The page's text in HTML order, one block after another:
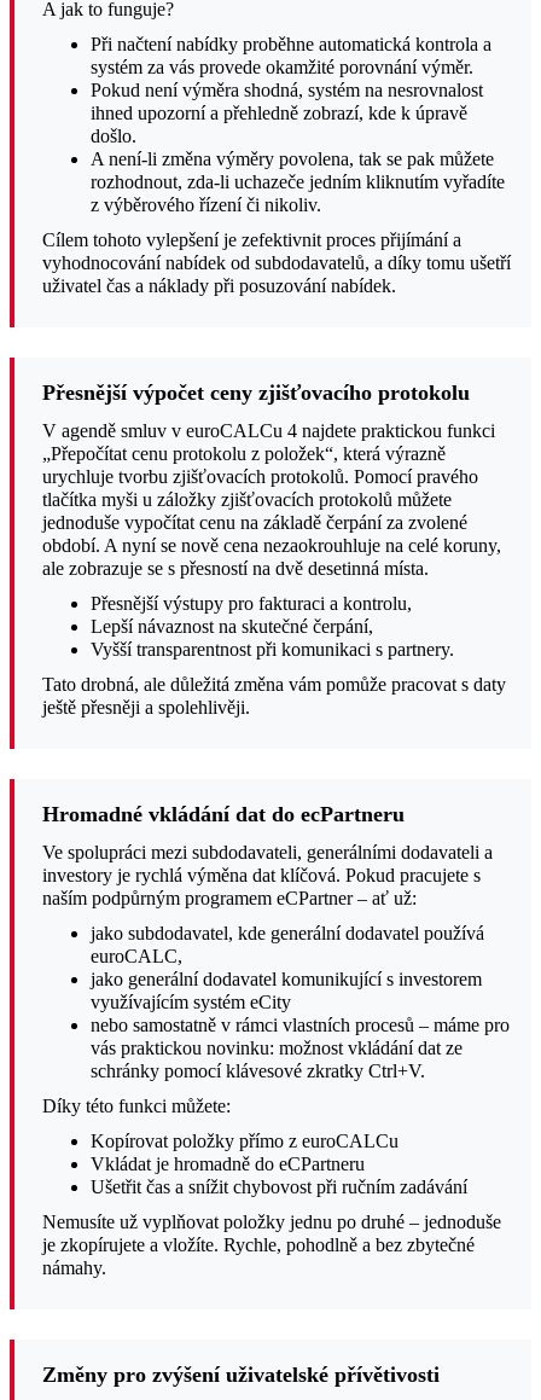
A jak to funguje?
Při načtení nabídky proběhne automatická kontrola a
systém za vás provede okamžité porovnání výměr.
Pokud není výměra shodná, systém na nesrovnalost
ihned upozorní a přehledně zobrazí, kde k úpravě
došlo.
A není-li změna výměry povolena, tak se pak můžete
rozhodnout, zda-li uchazeče jedním kliknutím vyřadíte
z výběrového řízení či nikoliv.
Cílem tohoto vylepšení je zefektivnit proces přijímání a
vyhodnocování nabídek od subdodavatelů, a díky tomu ušetří
uživatel čas a náklady při posuzování nabídek.
Přesnější výpočet ceny zjišťovacího protokolu
V agendě smluv v euroCALCu 4 najdete praktickou funkci
„Přepočítat cenu protokolu z položek“, která výrazně
urychluje tvorbu zjišťovacích protokolů. Pomocí pravého
tlačítka myši u záložky zjišťovacích protokolů můžete
jednoduše vypočítat cenu na základě čerpání za zvolené
období. A nyní se nově cena nezaokrouhluje na celé koruny,
ale zobrazuje se s přesností na dvě desetinná místa.
Přesnější výstupy pro fakturaci a kontrolu,
Lepší návaznost na skutečné čerpání,
Vyšší transparentnost při komunikaci s partnery.
Tato drobná, ale důležitá změna vám pomůže pracovat s daty
ještě přesněji a spolehlivěji.
Hromadné vkládání dat do ecPartneru
Ve spolupráci mezi subdodavateli, generálními dodavateli a
investory je rychlá výměna dat klíčová. Pokud pracujete s
naším podpůrným programem eCPartner – ať už:
jako subdodavatel, kde generální dodavatel používá
euroCALC,
jako generální dodavatel komunikující s investorem
využívajícím systém eCity
nebo samostatně v rámci vlastních procesů – máme pro
vás praktickou novinku: možnost vkládání dat ze
schránky pomocí klávesové zkratky Ctrl+V.
Díky této funkci můžete:
Kopírovat položky přímo z euroCALCu
Vkládat je hromadně do eCPartneru
Ušetřit čas a snížit chybovost při ručním zadávání
Nemusíte už vyplňovat položky jednu po druhé – jednoduše
je zkopírujete a vložíte. Rychle, pohodlně a bez zbytečné
námahy.
Změny pro zvýšení uživatelské přívětivosti